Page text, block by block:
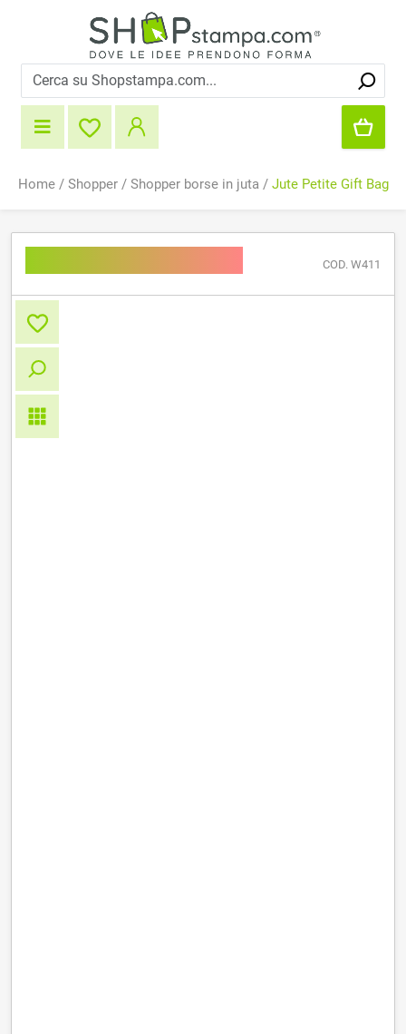
Home/ Shopper/ Shopper borse in juta/ Jute Petite Gift Bag
COD. W411